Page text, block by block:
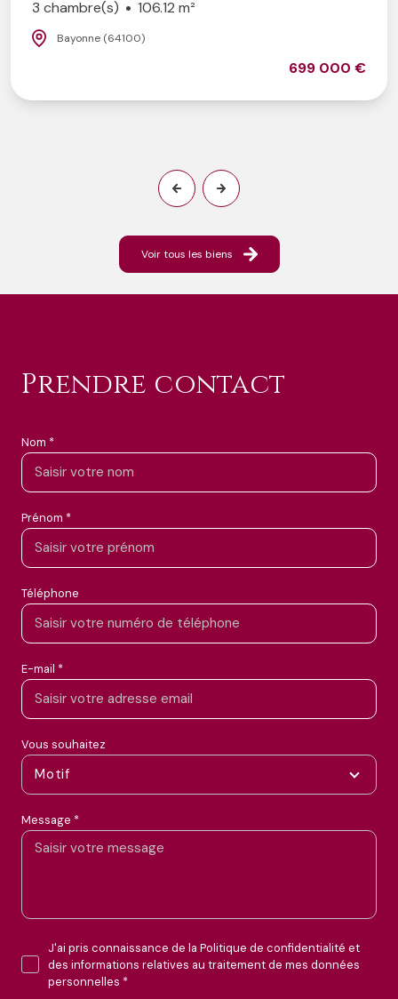
3 chambre(s) 106.12 m²
Bayonne (64100)
699 000 €
Voir tous les biens
prendre contact
Nom *
Prénom *
Téléphone
E-mail *
Vous souhaitez
Motif
Message *
J'ai pris connaissance de la Politique de confidentialité et
des informations relatives au traitement de mes données
personnelles *